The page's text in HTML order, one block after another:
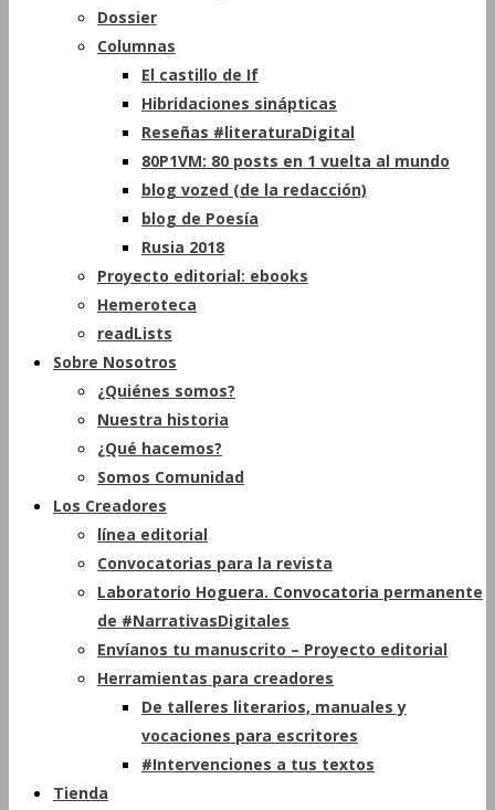
Dossier
Columnas
El castillo de If
Hibridaciones sinápticas
Reseñas #literaturaDigital
80P1VM: 80 posts en 1 vuelta al mundo
blog vozed (de la redacción)
blog de Poesía
Rusia 2018
Proyecto editorial: ebooks
Hemeroteca
readLists
Sobre Nosotros
¿Quiénes somos?
Nuestra historia
¿Qué hacemos?
Somos Comunidad
Los Creadores
línea editorial
Convocatorias para la revista
Laboratorio Hoguera. Convocatoria permanente
de #NarrativasDigitales
Envíanos tu manuscrito – Proyecto editorial
Herramientas para creadores
De talleres literarios, manuales y
vocaciones para escritores
#Intervenciones a tus textos
Tienda